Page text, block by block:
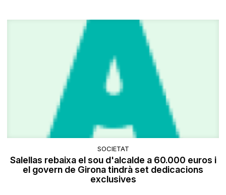
SOCIETAT
Salellas rebaixa el sou d'alcalde a 60.000 euros i
el govern de Girona tindrà set dedicacions
exclusives